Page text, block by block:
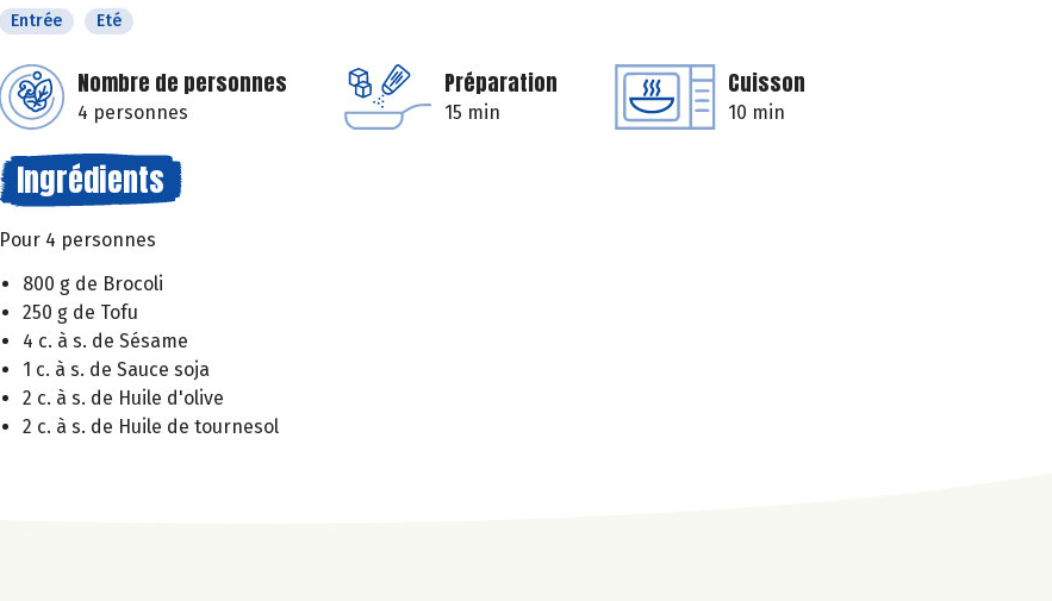
Entrée Eté
Nombre de personnes
4 personnes
Préparation
15 min
Cuisson
10 min
Ingrédients
Pour 4 personnes
800 g de Brocoli
250 g de Tofu
4 c. à s. de Sésame
1 c. à s. de Sauce soja
2 c. à s. de Huile d'olive
2 c. à s. de Huile de tournesol